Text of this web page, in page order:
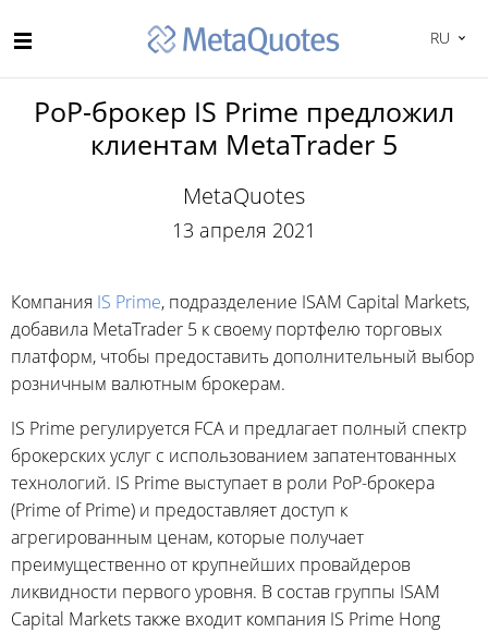
RU
PoP-брокер IS Prime предложил
клиентам MetaTrader 5
MetaQuotes
13 апреля 2021
Компания IS Prime, подразделение ISAM Capital Markets,
добавила MetaTrader 5 к своему портфелю торговых
платформ, чтобы предоставить дополнительный выбор
розничным валютным брокерам.
IS Prime регулируется FCA и предлагает полный спектр
брокерских услуг с использованием запатентованных
технологий. IS Prime выступает в роли PoP-брокера
(Prime of Prime) и предоставляет доступ к
агрегированным ценам, которые получает
преимущественно от крупнейших провайдеров
ликвидности первого уровня. В состав группы ISAM
Capital Markets также входит компания IS Prime Hong